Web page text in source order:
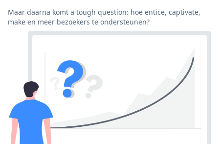
Maar daarna komt a tough question: hoe entice, captivate,
make en meer bezoekers te ondersteunen?